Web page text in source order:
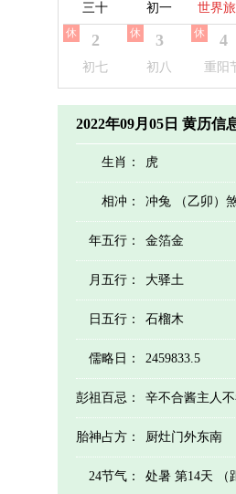
三十 初一
世界
日
2
初七
休 3
初八
休 4
重阳
休
2022年09月05日 黄历信
生肖： 虎
相冲： 冲兔 （乙卯）
年五行： 金箔金
月五行： 大驿土
日五行： 石榴木
儒略日： 2459833.5
彭祖百忌： 辛不合酱主人
胎神占方： 厨灶门外东南
24节气： 处暑 第14天 （